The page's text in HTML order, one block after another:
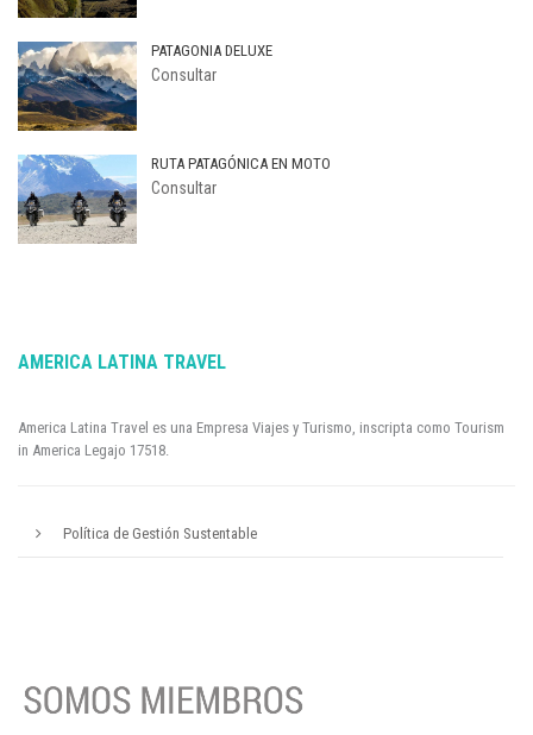
PATAGONIA DELUXE
Consultar
RUTA PATAGÓNICA EN MOTO
Consultar
AMERICA LATINA TRAVEL
America Latina Travel es una Empresa Viajes y Turismo, inscripta como Tourism
in America Legajo 17518.
Política de Gestión Sustentable